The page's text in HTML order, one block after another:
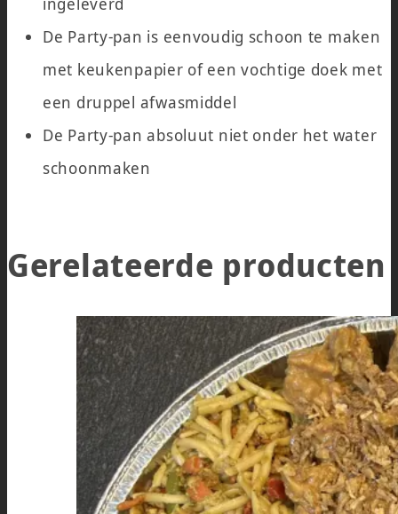
De Party-pan is eenvoudig schoon te maken
met keukenpapier of een vochtige doek met
een druppel afwasmiddel
De Party-pan absoluut niet onder het water
schoonmaken
Gerelateerde producten